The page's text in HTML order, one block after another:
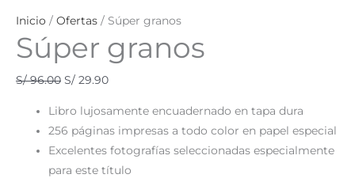
Inicio / Ofertas / Súper granos
Súper granos
S/96.00 S/ 29.90
Libro lujosamente encuadernado en tapa dura
256 páginas impresas a todo color en papel especial
Excelentes fotografías seleccionadas especialmente
para este título